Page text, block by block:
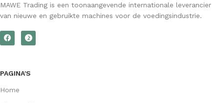
MAWE Trading is een toonaangevende internationale leverancier
van nieuwe en gebruikte machines voor de voedingsindustrie.
PAGINA'S
Home